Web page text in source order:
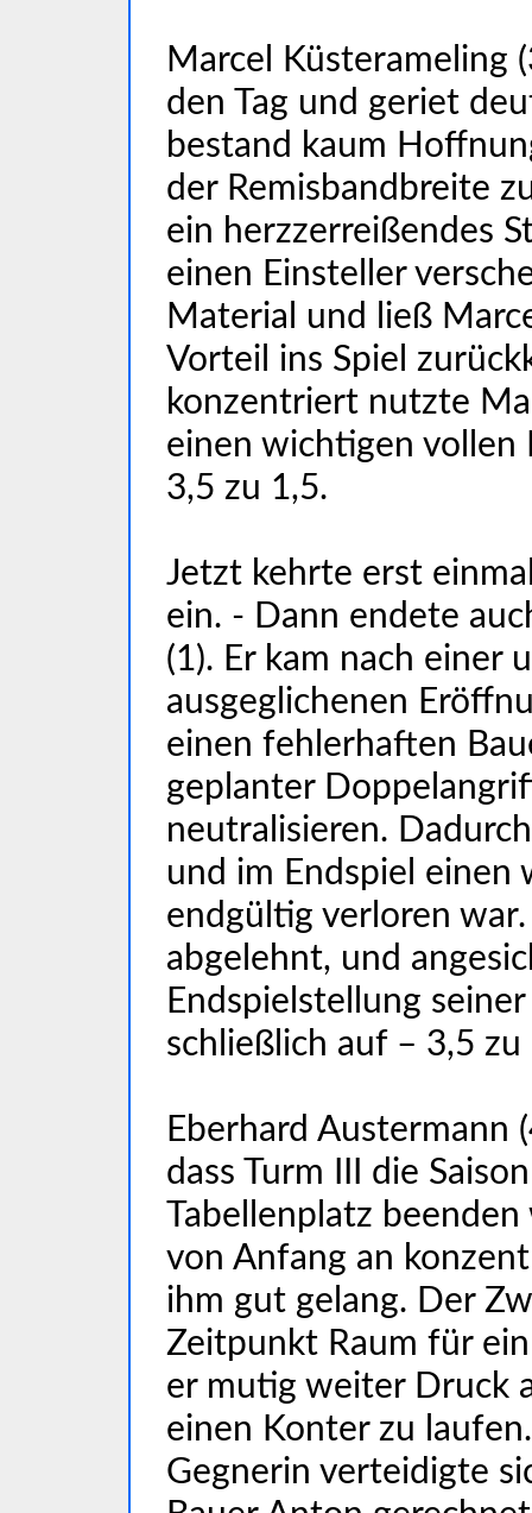
Marcel Küsterameling
den Tag und geriet
bestand kaum
der Remisbandbreite
ein herzzerreißendes
einen Einsteller
Material und ließ
Vorteil ins Spiel
konzentriert nutzte
einen wichtigen
3,5 zu 1,5.
Jetzt kehrte erst
ein. - Dann endete
(1). Er kam nach einer
ausgeglichenen
einen fehlerhaften
geplanter
neutralisieren.
und im Endspiel einen
endgültig verloren
abgelehnt, und
Endspielstellung
schließlich auf – 3,5 zu
Eberhard Austermann
dass Turm III die
Tabellenplatz
von Anfang an
ihm gut gelang. Der
Zeitpunkt Raum für
er mutig weiter Druck
einen Konter zu
Gegnerin verteidigte